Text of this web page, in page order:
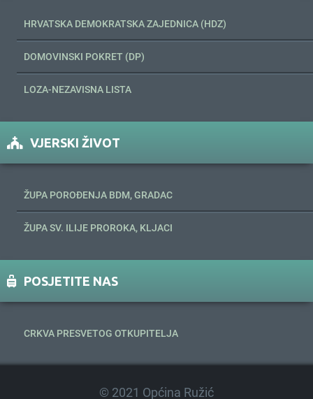
HRVATSKA DEMOKRATSKA ZAJEDNICA (HDZ)
DOMOVINSKI POKRET (DP)
LOZA-NEZAVISNA LISTA
VJERSKI ŽIVOT
ŽUPA POROĐENJA BDM, GRADAC
ŽUPA SV. ILIJE PROROKA, KLJACI
POSJETITE NAS
CRKVA PRESVETOG OTKUPITELJA
© 2021 Općina Ružić